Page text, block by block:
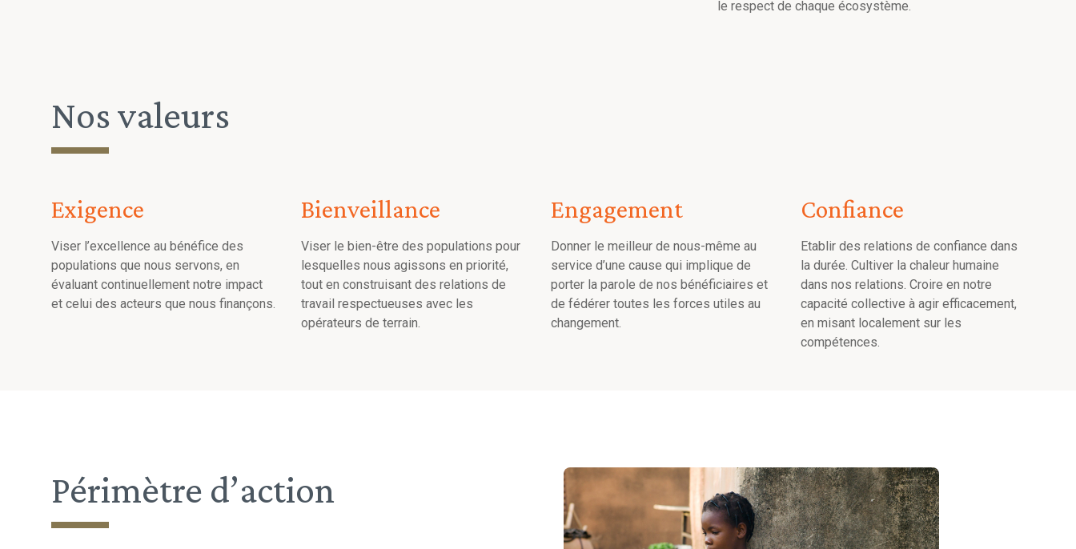
le respect de chaque écosystème.
Nos valeurs
Exigence
Viser l’excellence au bénéfice des
populations que nous servons, en
évaluant continuellement notre impact
et celui des acteurs que nous finançons.
Bienveillance
Viser le bien-être des populations pour
lesquelles nous agissons en priorité,
tout en construisant des relations de
travail respectueuses avec les
opérateurs de terrain.
Engagement
Donner le meilleur de nous-même au
service d’une cause qui implique de
porter la parole de nos bénéficiaires et
de fédérer toutes les forces utiles au
changement.
Confiance
Etablir des relations de confiance dans
la durée. Cultiver la chaleur humaine
dans nos relations. Croire en notre
capacité collective à agir efficacement,
en misant localement sur les
compétences.
Périmètre d’action